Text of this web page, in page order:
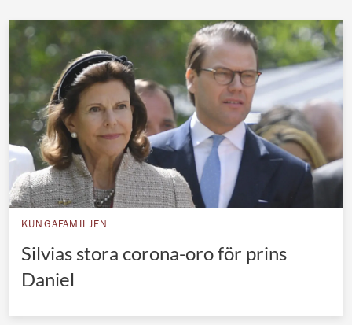
Brittiska kungahuset
Norska kungahuset
Danska kungahuset
Spanska kungahuset
Nederländska kungahuset
Belgiska kungahuset
Jordanska kungahuset
REDAKTION
KUNGAFAMILJEN
Silvias stora corona-oro för prins
Daniel